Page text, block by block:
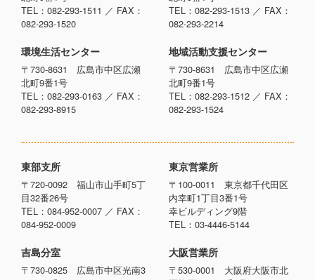
TEL：082-293-1511 ／ FAX：
082-293-1520
環境生活センター
〒730-8631 広島市中区広瀬
北町9番1号
TEL：082-293-0163 ／ FAX：
082-293-8915
TEL：082-293-1513 ／ FAX：
082-293-2214
地域活動支援センター
〒730-8631 広島市中区広瀬
北町9番1号
TEL：082-293-1512 ／ FAX：
082-293-1524
東部支所
〒720-0092 福山市山手町5丁
目32番26号
TEL：084-952-0007 ／ FAX：
084-952-0009
吉島分室
〒730-0825 広島市中区光南3
東京営業所
〒100-0011 東京都千代田区
内幸町1丁目3番1号
幸ビルディング9階
TEL：03-4446-5144
大阪営業所
〒530-0001 大阪府大阪市北